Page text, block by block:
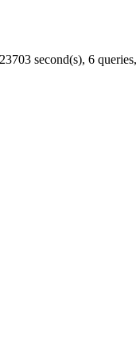
second(s), 6